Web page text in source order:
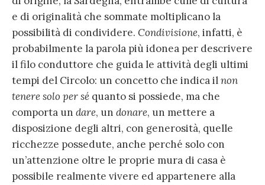
e di originalità che sommate moltiplicano la
possibilità di condividere. Condivisione, infatti, è
probabilmente la parola più idonea per descrivere
il filo conduttore che guida le attività degli ultimi
tempi del Circolo: un concetto che indica ilnon
tenere solo per sé quanto si possiede, ma che
comporta un dare, un donare, un mettere a
disposizione degli altri, con generosità, quelle
ricchezze possedute, anche perché solo con
un’attenzione oltre le proprie mura di casa è
possibile realmente vivere ed appartenere alla